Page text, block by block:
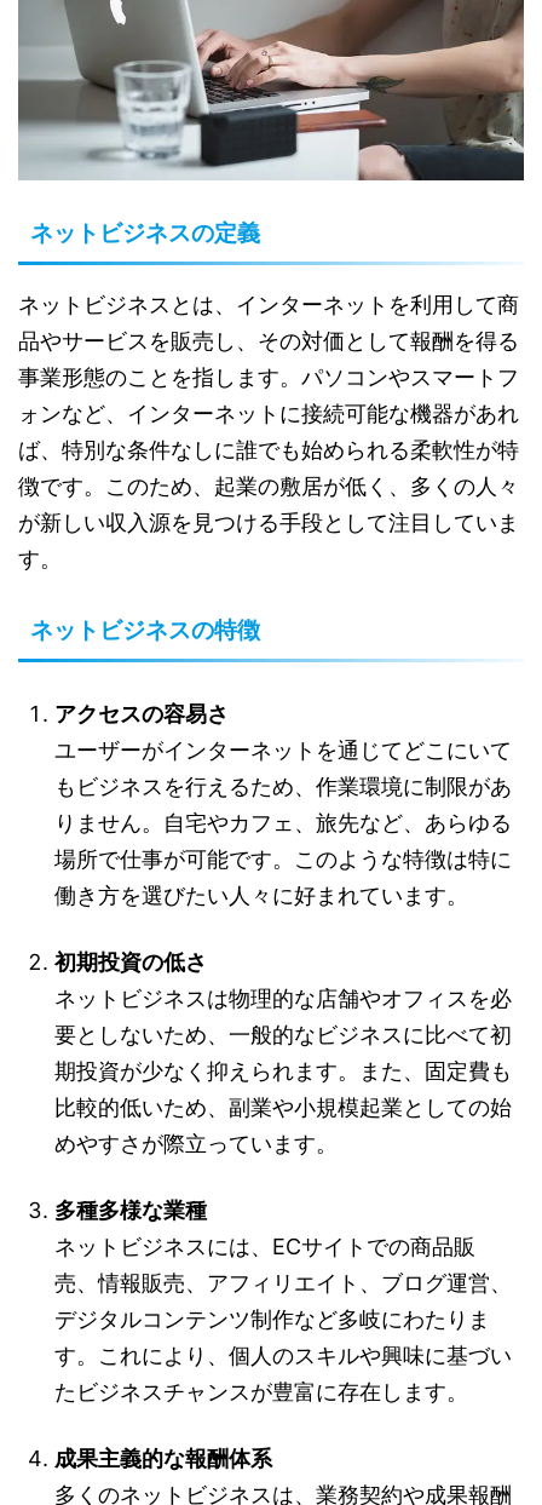
ネットビジネスの定義
ネットビジネスとは、インターネットを利用して商
品やサービスを販売し、その対価として報酬を得る
事業形態のことを指します。パソコンやスマートフ
ォンなど、インターネットに接続可能な機器があれ
ば、特別な条件なしに誰でも始められる柔軟性が特
徴です。このため、起業の敷居が低く、多くの人々
が新しい収入源を見つける手段として注目していま
す。
ネットビジネスの特徴
アクセスの容易さ
ユーザーがインターネットを通じてどこにいて
もビジネスを行えるため、作業環境に制限があ
りません。自宅やカフェ、旅先など、あらゆる
場所で仕事が可能です。このような特徴は特に
働き方を選びたい人々に好まれています。
初期投資の低さ
ネットビジネスは物理的な店舗やオフィスを必
要としないため、一般的なビジネスに比べて初
期投資が少なく抑えられます。また、固定費も
比較的低いため、副業や小規模起業としての始
めやすさが際立っています。
多種多様な業種
ネットビジネスには、ECサイトでの商品販
売、情報販売、アフィリエイト、ブログ運営、
デジタルコンテンツ制作など多岐にわたりま
す。これにより、個人のスキルや興味に基づい
たビジネスチャンスが豊富に存在します。
成果主義的な報酬体系
多くのネットビジネスは、業務契約や成果報酬